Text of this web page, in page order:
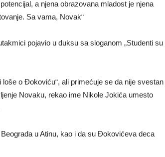
a njena obrazovana mladost je njena
Sa vama, Novak“
pojavio u duksu sa sloganom „Studenti su
o Đokoviću“, ali primećuje se da nije svestan
Novaku, rekao ime Nikole Jokića umesto
u Atinu, kao i da su Đokovićeva deca